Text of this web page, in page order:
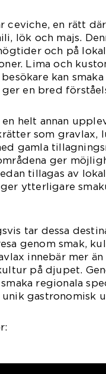
ceviche, en rätt
lök och majs.
och på
Lima och
kan
en bred
helt annan
som gravlax,
gamla
ger
tillagas av
ytterligare
tar dessa
genom smak,
innebär mer
på djupet.
regionala
gastronomisk